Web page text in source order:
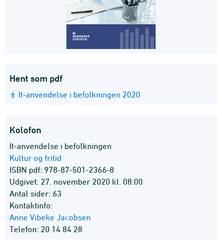
Hent som pdf
It-anvendelse i befolkningen 2020
Kolofon
It-anvendelse i befolkningen
Kultur og fritid
ISBN pdf: 978-87-501-2366-8
Udgivet: 27. november 2020 kl. 08:00
Antal sider: 63
Kontaktinfo:
Anne Vibeke Jacobsen
Telefon: 20 14 84 28